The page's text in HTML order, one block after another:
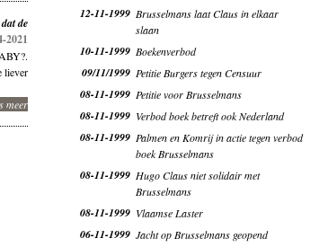
de
2021
liever
meer
12-11-1999 Brusselmans laat Claus in elkaar
slaan
10-11-1999 Boekenverbod
09/11/1999 Petitie Burgers tegen Censuur
08-11-1999 Petitie voor Brusselmans
08-11-1999 Verbod boek betreft ook Nederland
08-11-1999 Palmen en Komrij in actie tegen verbod
boek Brusselmans
08-11-1999 Hugo Claus niet solidair met
Brusselmans
08-11-1999 Vlaamse Laster
06-11-1999 Jacht op Brusselmans geopend